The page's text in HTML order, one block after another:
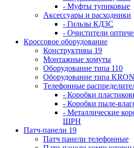
- Муфты тупиковые
Аксессуары и расходники
- Гильзы КДЗС
- Очистители
Кроссовое оборудование
Конструктивы 19
Монтажные хомуты
Оборудование типа 110
Оборудование типа
Телефонные
- Коробки
- Коробки пыле-
- Металлические
ШРН
Патч-панели 19
Патч панели телефонные